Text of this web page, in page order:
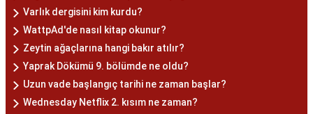
Varlık dergisini kim kurdu?
WattpAd'de nasıl kitap okunur?
Zeytin ağaçlarına hangi bakır atılır?
Yaprak Dökümü 9. bölümde ne oldu?
Uzun vade başlangıç tarihi ne zaman başlar?
Wednesday Netflix 2. kısım ne zaman?